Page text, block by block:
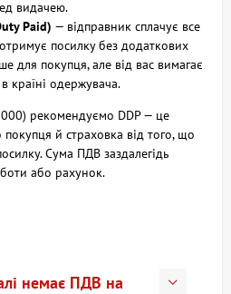
видачею.
Paid) — відправник сплачує все
посилку без додаткових
для покупця, але від вас вимагає
країні одержувача.
рекомендуємо DDP — це
й страховка від того, що
Сума ПДВ заздалегідь
або рахунок.
немає ПДВ на